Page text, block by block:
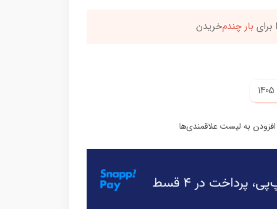
این محصول راضی بودن